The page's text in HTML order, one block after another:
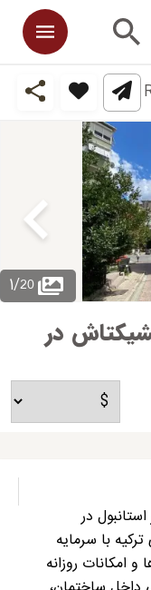
1/20
در
در
با سرمایه
امکانات روزانه